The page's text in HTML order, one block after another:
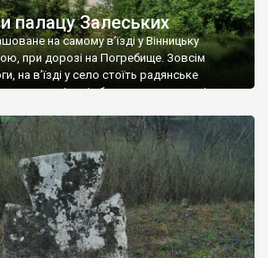
палацу Залеських
на самому в’їзді у Вінницьку
при дорозі на Погребище. Зовсім
на в’їзді у село стоїть радянське
жінку і яблуню, а трохи далі, десь
стареньких колії у траві – […]